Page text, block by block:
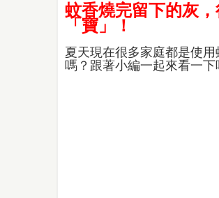
蚊香燒完留下的灰
「寶」！
夏天現在很多家庭都是使
嗎？跟著小編一起來看一下